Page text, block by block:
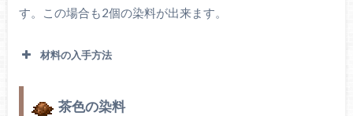
す。この場合も2個の染料が出来ます。
材料の入手方法
茶色の染料